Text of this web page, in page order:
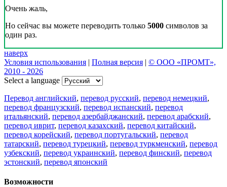
Очень жаль,
Но сейчас вы можете переводить только 5000 символов за
один раз.
наверх
Условия использования | Полная версия | © ООО «ПРОМТ»,
2010 - 2026
Select a language
Перевод английский, перевод русский, перевод немецкий,
перевод французский, перевод испанский, перевод
итальянский, перевод азербайджанский, перевод арабский,
перевод иврит, перевод казахский, перевод китайский,
перевод корейский, перевод португальский, перевод
татарский, перевод турецкий, перевод туркменский, перевод
узбекский, перевод украинский, перевод финский, перевод
эстонский, перевод японский
Возможности